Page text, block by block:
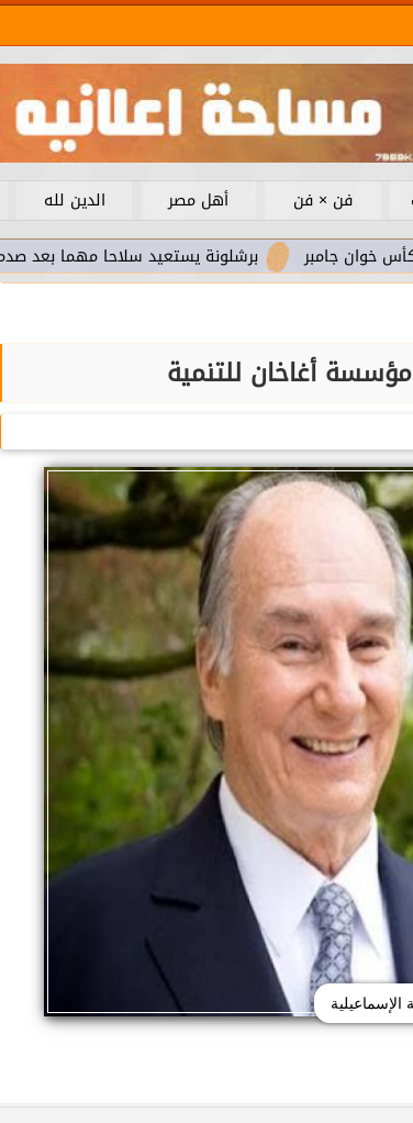
فن × فن أهل مصر الدين لله
برشلونة يستعيد سلاحا مهما بعد صدمة كأس العالم
أغاخان للتنمية
الإسماعيلية